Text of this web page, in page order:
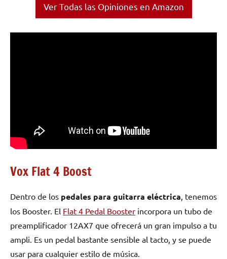
Ver Todas las Opiniones en Amazon
Vox Flat 4 Boost
Dentro de los pedales para guitarra eléctrica , tenemos
los Booster. El Flat 4 Pedal Booster incorpora un tubo de
preamplificador 12AX7 que ofrecerá un gran impulso a tu
ampli. Es un pedal bastante sensible al tacto, y se puede
usar para cualquier estilo de música.